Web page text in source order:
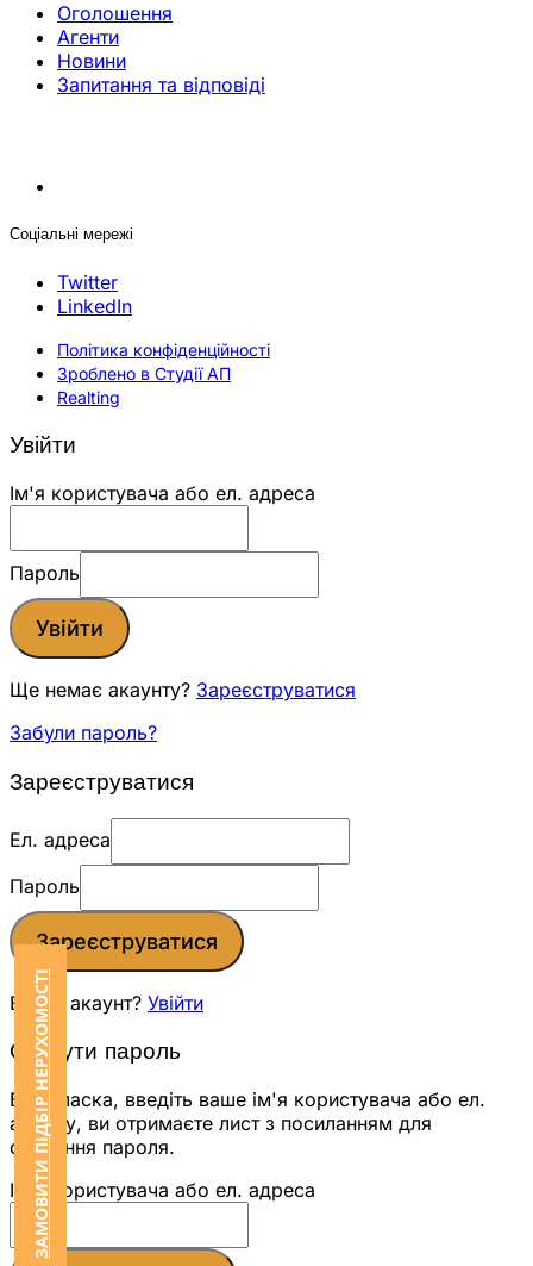
Оголошення
Агенти
Новини
Запитання та відповіді
Соціальні мережі
Twitter
LinkedIn
Політика конфіденційності
Зроблено в Студії АП
Realting
ЗАМОВИТИ ПІДБІР НЕРУХОМОСТІ
Увійти
Ім'я користувача або ел. адреса
Пароль
Увійти
Ще немає акаунту? Зареєструватися
Забули пароль?
Зареєструватися
Ел. адреса
Пароль
Зареєструватися
Вже є акаунт? Увійти
Скинути пароль
Будь ласка, введіть ваше ім'я користувача або ел.
адресу, ви отримаєте лист з посиланням для
скидання пароля.
Ім'я користувача або ел. адреса